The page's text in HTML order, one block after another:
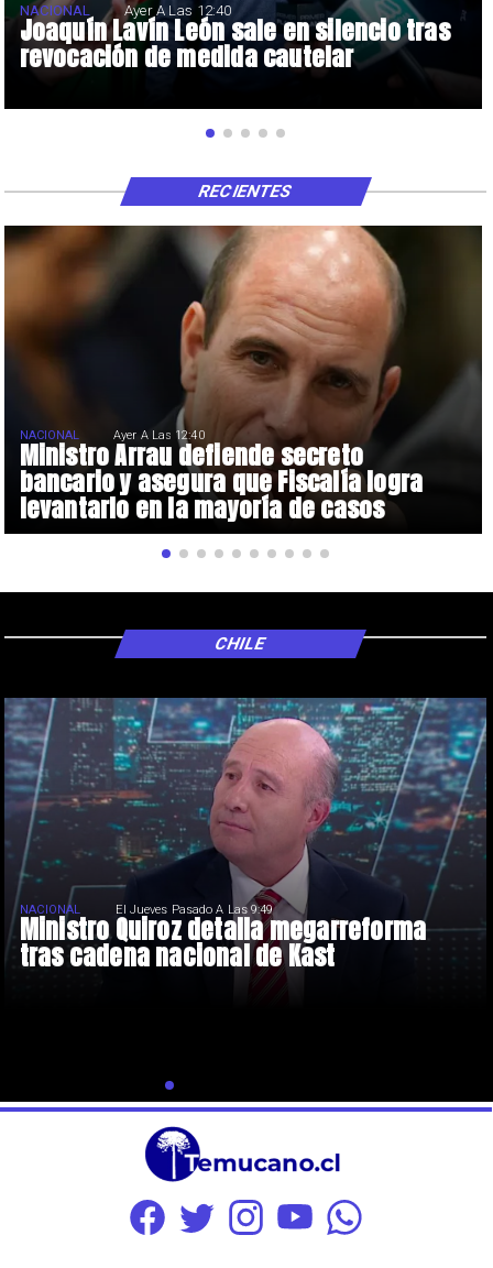
Joaquín Lavín León sale en silencio tras
revocación de medida cautelar
NACIONAL Ayer A Las 12:40
Ministro Arrau defiende secreto
bancario y asegura que Fiscalía logra
levantarlo en la mayoría de casos
NACIONAL Ayer A Las 12:40
RECIENTES
Ministro Quiroz detalla megarreforma
tras cadena nacional de Kast
NACIONAL El Jueves Pasado A Las 9:49
CHILE